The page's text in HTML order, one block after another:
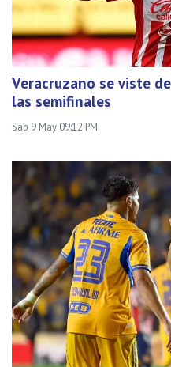
Veracruzano se viste
las semifinales
Sáb 9 May 09:12 PM